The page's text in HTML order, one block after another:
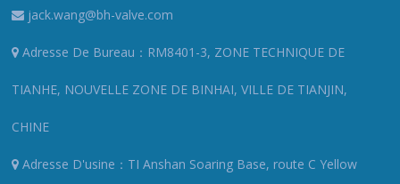
jack.wang@bh-valve.com
Adresse De Bureau：RM8401-3, ZONE TECHNIQUE DE
TIANHE, NOUVELLE ZONE DE BINHAI, VILLE DE TIANJIN,
CHINE
Adresse D'usine：TI Anshan Soaring Base, route C Yellow